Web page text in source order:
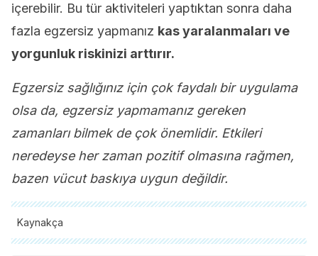
içerebilir. Bu tür aktiviteleri yaptıktan sonra daha
fazla egzersiz yapmanız kas yaralanmaları ve
yorgunluk riskinizi arttırır.
Egzersiz sağlığınız için çok faydalı bir uygulama
olsa da, egzersiz yapmamanız gereken
zamanları bilmek de çok önemlidir. Etkileri
neredeyse her zaman pozitif olmasına rağmen,
bazen vücut baskıya uygun değildir.
Kaynakça
Tüm alıntı yapılan kaynaklar, kalitelerini, güvenilirliklerini,